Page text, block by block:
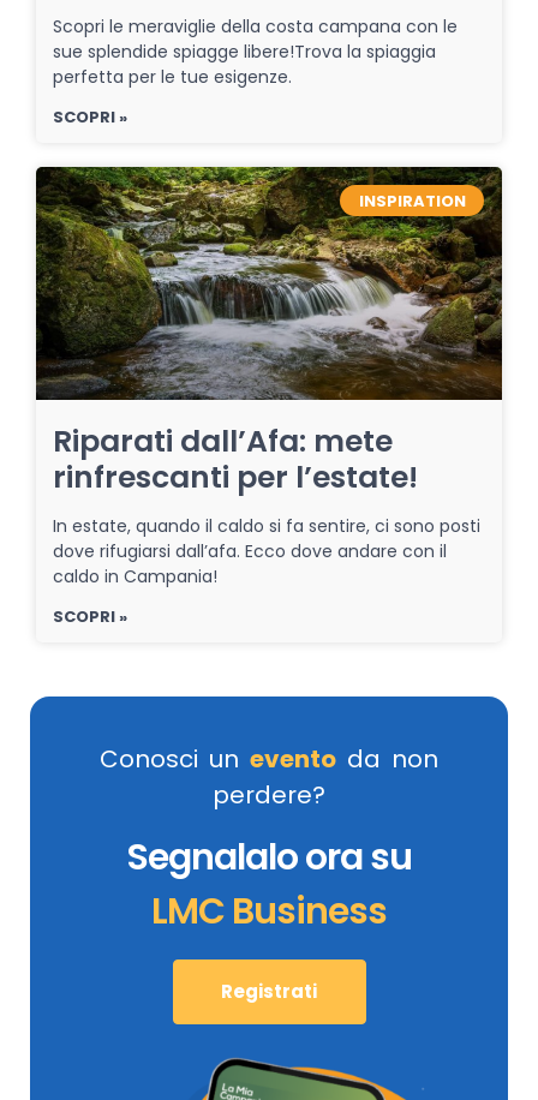
Scopri le meraviglie della costa campana con le
sue splendide spiagge libere!Trova la spiaggia
perfetta per le tue esigenze.
SCOPRI »
INSPIRATION
Riparati dall’Afa: mete
rinfrescanti per l’estate!
In estate, quando il caldo si fa sentire, ci sono posti
dove rifugiarsi dall’afa. Ecco dove andare con il
caldo in Campania!
SCOPRI »
Conosci un evento da non
perdere?
Segnalalo ora su
LMC Business
Registrati